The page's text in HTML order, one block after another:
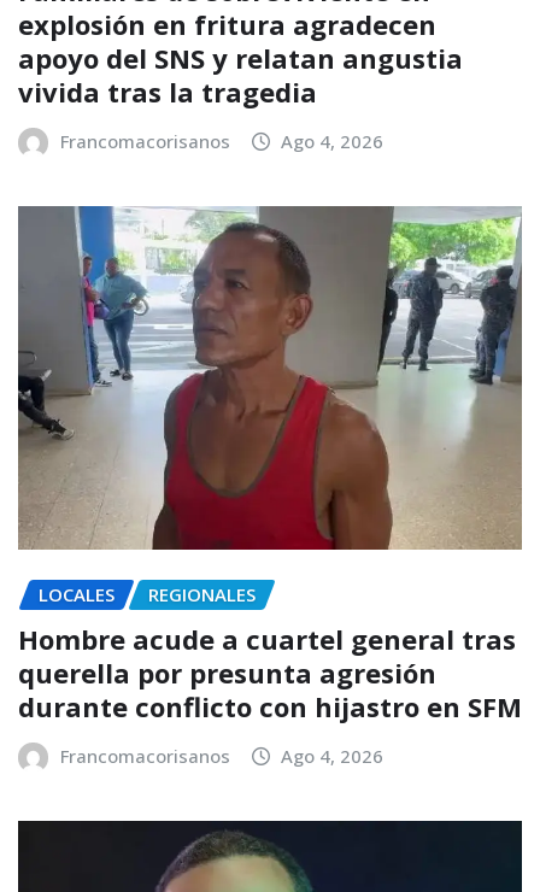
explosión en fritura agradecen
apoyo del SNS y relatan angustia
vivida tras la tragedia
Francomacorisanos Ago 4, 2026
LOCALES REGIONALES
Hombre acude a cuartel general tras
querella por presunta agresión
durante conflicto con hijastro en SFM
Francomacorisanos Ago 4, 2026